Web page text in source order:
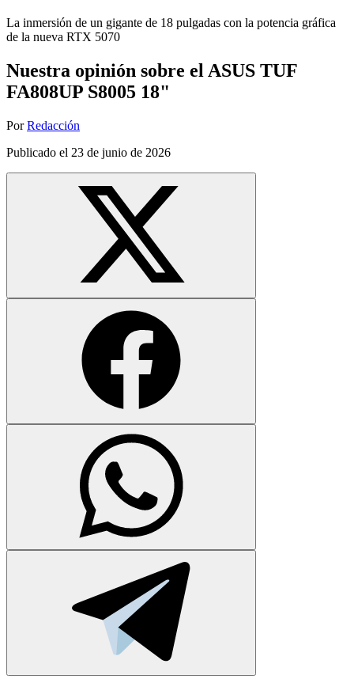
La inmersión de un gigante de 18 pulgadas con la potencia gráfica
de la nueva RTX 5070
Nuestra opinión sobre el ASUS TUF
FA808UP S8005 18"
Por Redacción
Publicado el 23 de junio de 2026